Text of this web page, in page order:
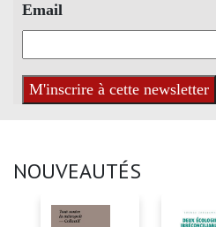
Email
NOUVEAUTÉS